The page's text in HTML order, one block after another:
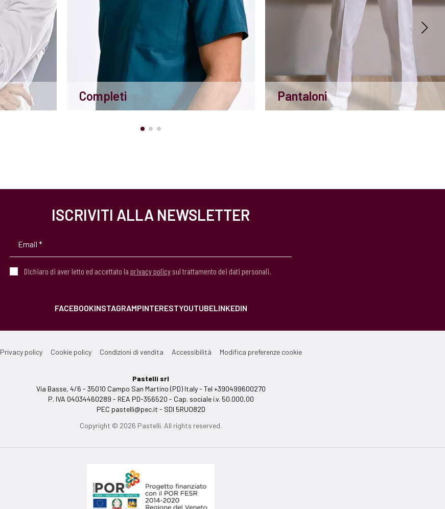
Completi Pantaloni
ISCRIVITI ALLA NEWSLETTER
Dichiaro di aver letto ed accettato la privacy policy sul trattamento dei dati personali.
FACEBOOKINSTAGRAMPINTERESTYOUTUBELINKEDIN
Privacy policy Cookie policy Condizioni di vendita Accessibilità Modifica preferenze cookie
Pastelli srl
Via Basse, 4/6 - 35010 Campo San Martino (PD) Italy - Tel +390499600270
P. IVA 04034460289 - REA PD-356520 - Cap. sociale i.v. 50.000,00
PEC pastelli@pec.it - SDI 5RUO82D
Copyright © 2026 Pastelli. All rights reserved.